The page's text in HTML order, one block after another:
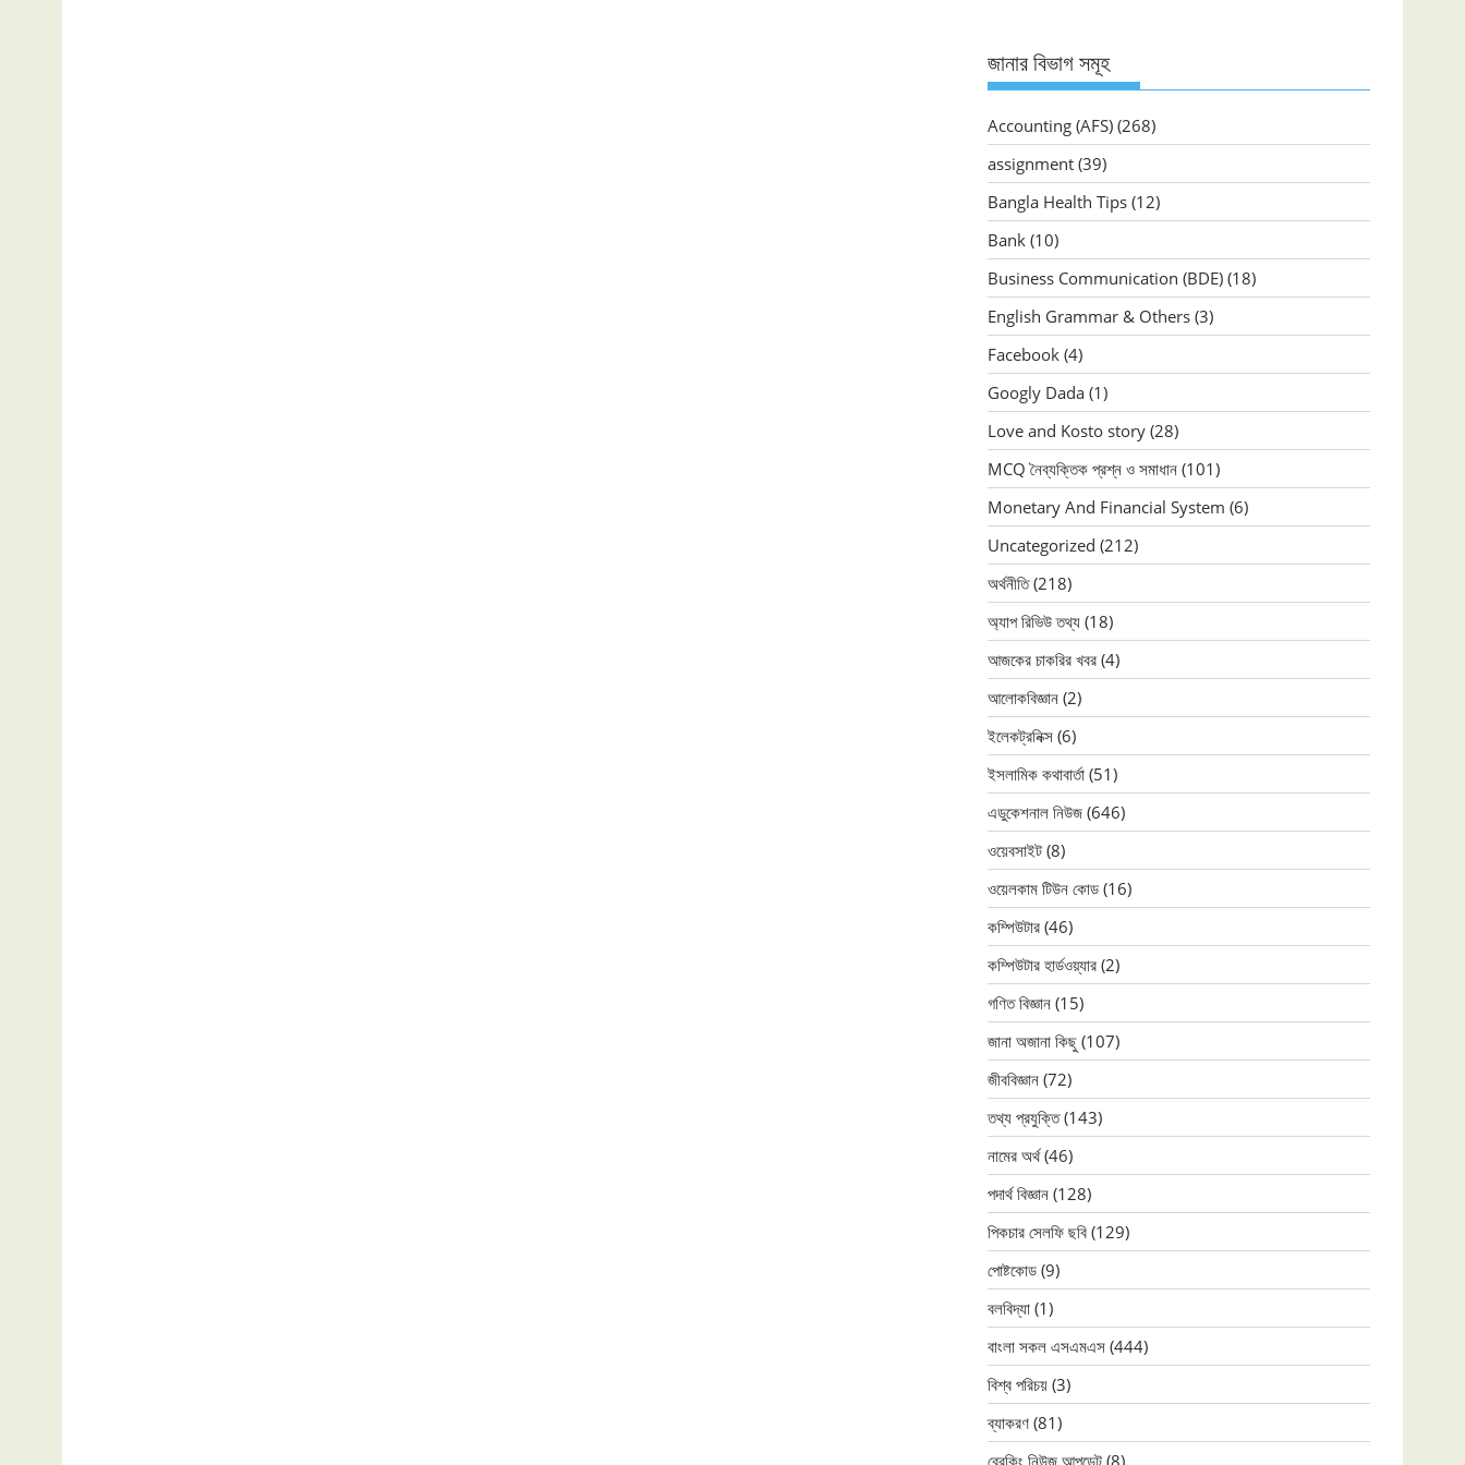
জানার বিভাগ সমূহ
Accounting (AFS) (268)
assignment (39)
Bangla Health Tips (12)
Bank (10)
Business Communication (BDE) (18)
English Grammar & Others (3)
Facebook (4)
Googly Dada (1)
Love and Kosto story (28)
MCQ নৈব্যক্তিক প্রশ্ন ও সমাধান (101)
Monetary And Financial System (6)
Uncategorized (212)
অর্থনীতি(218)
অ্যাপ রিভিউ তথ্য (18)
আজকের চাকরির খবর (4)
আলোকবিজ্ঞান (2)
ইলেকট্রনিক্স (6)
ইসলামিক কথাবার্তা (51)
এডুকেশনাল নিউজ (646)
ওয়েবসাইট (8)
ওয়েলকাম টিউন কোড (16)
কম্পিউটার (46)
কম্পিউটার হার্ডওয়্যার (2)
গণিত বিজ্ঞান (15)
জানা অজানা কিছু (107)
জীববিজ্ঞান (72)
তথ্য প্রযুক্তি(143)
নামের অর্থ(46)
পদার্থ বিজ্ঞান (128)
পিকচার সেলফি ছবি (129)
পোষ্টকোড (9)
বলবিদ্যা (1)
বাংলা সকল এসএমএস (444)
বিশ্ব পরিচয় (3)
ব্যাকরণ (81)
ব্রেকিং নিউজ আপডেট (8)